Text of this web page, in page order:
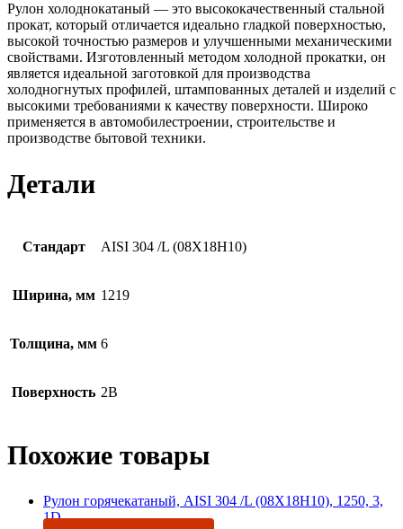
Рулон холоднокатаный — это высококачественный стальной
прокат, который отличается идеально гладкой поверхностью,
высокой точностью размеров и улучшенными механическими
свойствами. Изготовленный методом холодной прокатки, он
является идеальной заготовкой для производства
холодногнутых профилей, штампованных деталей и изделий с
высокими требованиями к качеству поверхности. Широко
применяется в автомобилестроении, строительстве и
производстве бытовой техники.
Детали
Стандарт AISI 304 /L (08Х18Н10)
Ширина, мм 1219
Толщина, мм 6
Поверхность 2B
Похожие товары
Рулон горячекатаный, AISI 304 /L (08Х18Н10), 1250, 3,
1D